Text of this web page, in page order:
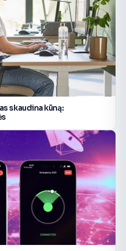
skaudina kūną: